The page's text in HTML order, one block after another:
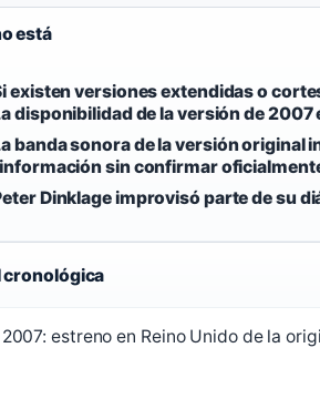
está
existen versiones extendidas o
disponibilidad de la versión de 2007
banda sonora de la versión original
sin confirmar
Dinklage improvisó parte de su
cronológica
estreno en Reino Unido de la